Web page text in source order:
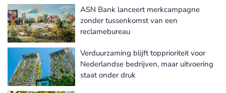
Meer Duurzaam bankieren nieuws
ASN Bank lanceert merkcampagne
zonder tussenkomst van een
reclamebureau
Verduurzaming blijft topprioriteit voor
Nederlandse bedrijven, maar uitvoering
staat onder druk